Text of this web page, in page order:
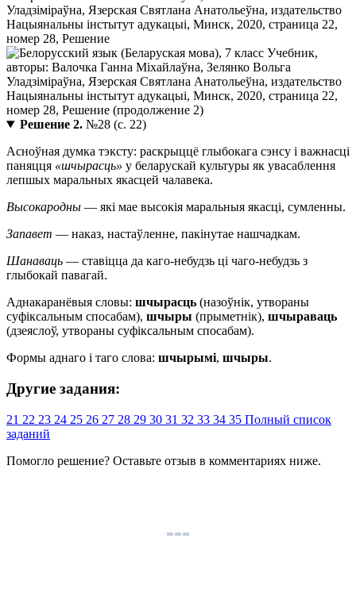
Решение 2.№28 (с. 22)
Асноўная думка тэксту: раскрыццё глыбокага сэнсу і важнасці
паняцця «шчырасць» у беларускай культуры як увасаблення
лепшых маральных якасцей чалавека.
Высокародны — які мае высокія маральныя якасці, сумленны.
Запавет — наказ, настаўленне, пакінутае нашчадкам.
Шанаваць — ставіцца да каго-небудзь ці чаго-небудзь з
глыбокай павагай.
Аднакаранёвыя словы: шчырасць (назоўнік, утвораны
суфіксальным спосабам), шчыры (прыметнік), шчыраваць
(дзеяслоў, утвораны суфіксальным спосабам).
Формы аднаго і таго слова: шчырымі, шчыры.
Другие задания:
21 22 23 24 25 26 27 28 29 30 31 32 33 34 35 Полный список
заданий
Помогло решение? Оставьте отзыв в комментариях ниже.